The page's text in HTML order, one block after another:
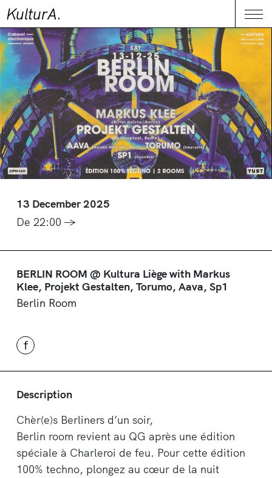
KulturA.
BERLIN ROOM @ Kultura Liège with Markus
Klee, Projekt Gestalten, Torumo, Aava, Sp1
Berlin Room
f
13 December 2025
De 22:00 →
Description
Chèr(e)s Berliners d’un soir,
Berlin room revient au QG après une édition
spéciale à Charleroi de feu. Pour cette édition
100% techno, plongez au cœur de la nuit